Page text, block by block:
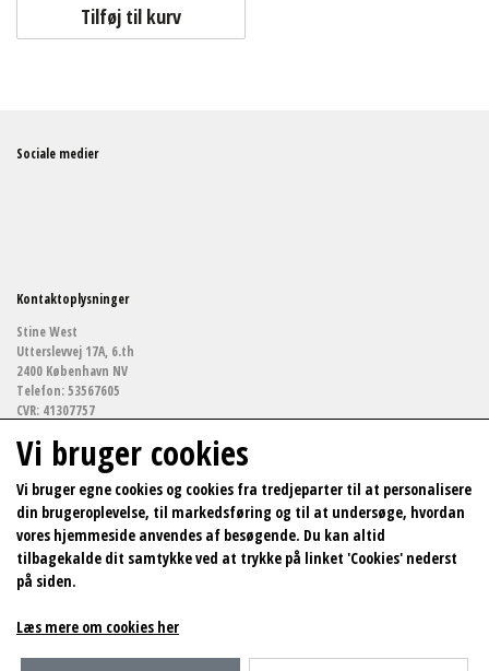
Tilføj til kurv
Sociale medier
Kontaktoplysninger
Stine West
Utterslevvej 17A, 6.th
2400 København NV
Telefon: 53567605
CVR: 41307757
stinewestf@gmail.com
Links
Arkitekturfotografi
Salgs- og leveringsbetingelser
Cookies
Kunde login
Vi bruger cookies
Vi bruger egne cookies og cookies fra tredjeparter til at personalisere
din brugeroplevelse, til markedsføring og til at undersøge, hvordan
vores hjemmeside anvendes af besøgende. Du kan altid
tilbagekalde dit samtykke ved at trykke på linket 'Cookies' nederst
på siden.
Læs mere om cookies her